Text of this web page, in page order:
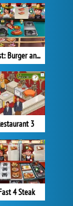
Cooking Fast: Burger and Hotdog
3
4 Steak